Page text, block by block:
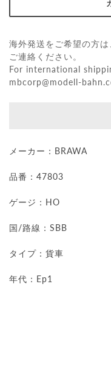
海外発送をご希望の方は
ご連絡ください。
For international
mbcorp@modell-
メーカー：BRAWA
品番：47803
ゲージ：HO
国/路線：SBB
タイプ：貨車
年代：Ep1